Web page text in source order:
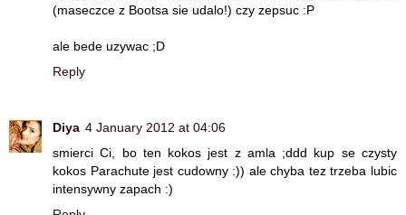
(maseczce z Bootsa sie udalo!) czy zepsuc :P
ale bede uzywac ;D
Reply
Diya 4 January 2012 at 04:06
smierci Ci, bo ten kokos jest z amla ;ddd kup se czysty
kokos Parachute jest cudowny :)) ale chyba tez trzeba lubic
intensywny zapach :)